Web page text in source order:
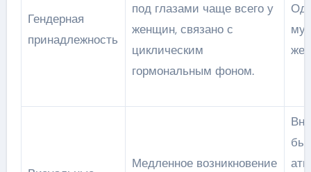
Гендерная
принадлежность
под глазами чаще всего у
женщин, связано с
циклическим
гормональным фоном.
Медленное возникновение